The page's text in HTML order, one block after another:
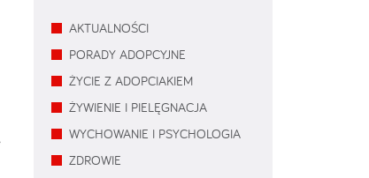
AKTUALNOŚCI
PORADY ADOPCYJNE
ŻYCIE Z ADOPCIAKIEM
ŻYWIENIE I PIELĘGNACJA
WYCHOWANIE I PSYCHOLOGIA
ZDROWIE